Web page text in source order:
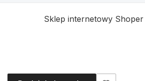
Sklep internetowy